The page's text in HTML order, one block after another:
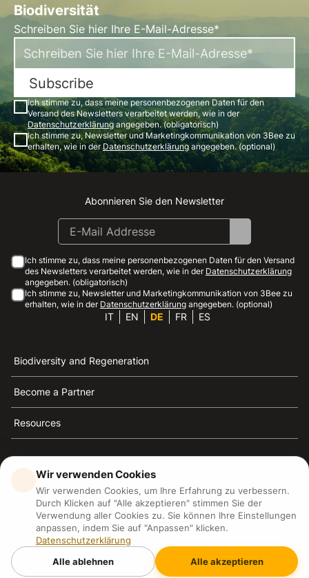
Biodiversität
Schreiben Sie hier Ihre E-Mail-Adresse*
Subscribe
Ich stimme zu, dass meine personenbezogenen Daten für den
Versand des Newsletters verarbeitet werden, wie in der
Datenschutzerklärungangegeben. (obligatorisch)
Ich stimme zu, Newsletter und Marketingkommunikation von 3Bee zu
erhalten, wie in derDatenschutzerklärungangegeben. (optional)
Instagram
Facebook
Linkedin
Youtube
Abonnieren Sie den Newsletter
Ich stimme zu, dass meine personenbezogenen Daten für den Versand
des Newsletters verarbeitet werden, wie in der Datenschutzerklärung
angegeben. (obligatorisch)
Ich stimme zu, Newsletter und Marketingkommunikation von 3Bee zu
erhalten, wie in der Datenschutzerklärung angegeben. (optional)
IT EN DE FR ES
Biodiversity and Regeneration
Become a Partner
Resources
3Bee ist die Referenz für Nachhaltigkeit, Bienenschutz
und Biodiversität
3Bee S.R.L Via Pastrengo 14, 20159, Milano (MI)
P.IVA: IT09711590969
3Bee GmbHSede legale: Oranienburger Straße 23, 10178
BerlinHR number: 256594
Wir verwenden Cookies
Wir verwenden Cookies, um Ihre Erfahrung zu verbessern.
Durch Klicken auf "Alle akzeptieren" stimmen Sie der
Verwendung aller Cookies zu. Sie können Ihre Einstellungen
anpassen, indem Sie auf "Anpassen" klicken.
Datenschutzerklärung
Alle ablehnen
Alle akzeptieren